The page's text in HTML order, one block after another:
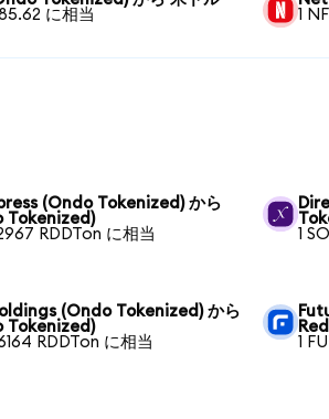
に相当
1
(Ondo Tokenized) から
Tokenized)
RDDTon に相当
1
(Ondo Tokenized) から
Tokenized)
RDDTon に相当
1